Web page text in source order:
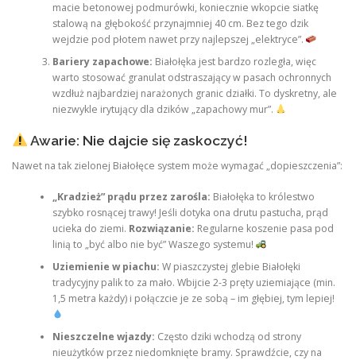
macie betonowej podmurówki, koniecznie wkopcie siatkę
stalową na głębokość przynajmniej 40 cm. Bez tego dzik
wejdzie pod płotem nawet przy najlepszej „elektryce”.
Bariery zapachowe: Białołęka jest bardzo rozległa, więc
warto stosować granulat odstraszający w pasach ochronnych
wzdłuż najbardziej narażonych granic działki. To dyskretny, ale
niezwykle irytujący dla dzików „zapachowy mur”.
Awarie: Nie dajcie się zaskoczyć!
Nawet na tak zielonej Białołęce system może wymagać „dopieszczenia”:
„Kradzież” prądu przez zarośla: Białołęka to królestwo
szybko rosnącej trawy! Jeśli dotyka ona drutu pastucha, prąd
ucieka do ziemi. Rozwiązanie: Regularne koszenie pasa pod
linią to „być albo nie być” Waszego systemu!
Uziemienie w piachu: W piaszczystej glebie Białołęki
tradycyjny palik to za mało. Wbijcie 2-3 pręty uziemiające (min.
1,5 metra każdy) i połączcie je ze sobą – im głębiej, tym lepiej!
Nieszczelne wjazdy: Często dziki wchodzą od strony
nieużytków przez niedomknięte bramy. Sprawdźcie, czy na